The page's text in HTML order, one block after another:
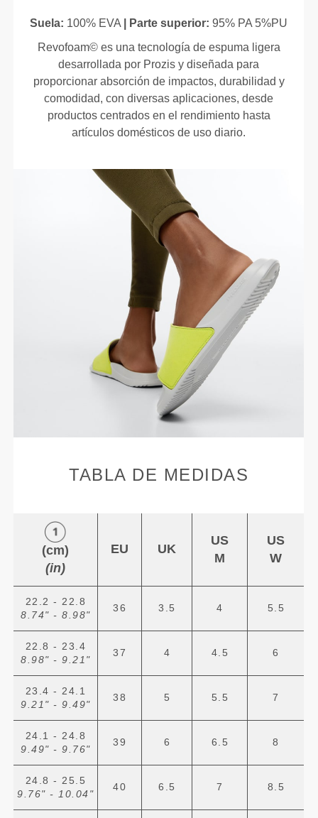
Suela: 100% EVA | Parte superior: 95% PA 5%PU
Revofoam© es una tecnología de espuma ligera
desarrollada por Prozis y diseñada para
proporcionar absorción de impactos, durabilidad y
comodidad, con diversas aplicaciones, desde
productos centrados en el rendimiento hasta
artículos domésticos de uso diario.
TABLA DE MEDIDAS
(cm)
(in)
EU UK
US
M
US
W
22.2 - 22.8
8.74" - 8.98"
36 3.5 4 5.5
22.8 - 23.4
8.98" - 9.21"
37 4 4.5 6
23.4 - 24.1
9.21" - 9.49"
38 5 5.5 7
24.1 - 24.8
9.49" - 9.76"
39 6 6.5 8
24.8 - 25.5
9.76" - 10.04"
40 6.5 7 8.5